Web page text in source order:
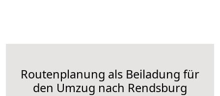
Routenplanung als Beiladung für
den Umzug nach Rendsburg